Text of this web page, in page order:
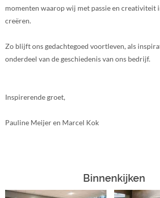
momenten waarop wij met passie en creativiteit
creëren.
Zo blijft ons gedachtegoed voortleven, als
onderdeel van de geschiedenis van ons bedrijf.
Inspirerende groet,
Pauline Meijer en Marcel Kok
Binnenkijken